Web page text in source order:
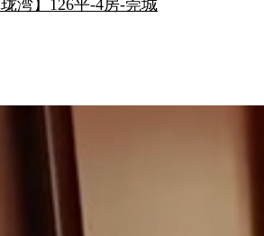
珑湾】126平-4房-莞城